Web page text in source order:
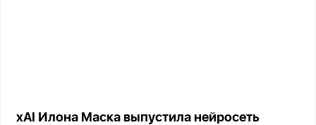
xAI Илона Маска выпустила нейросеть